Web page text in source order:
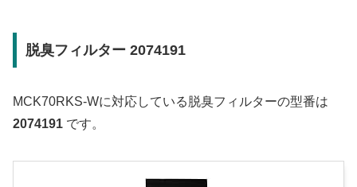
脱臭フィルター 2074191
MCK70RKS-Wに対応している脱臭フィルターの型番は
2074191 です。